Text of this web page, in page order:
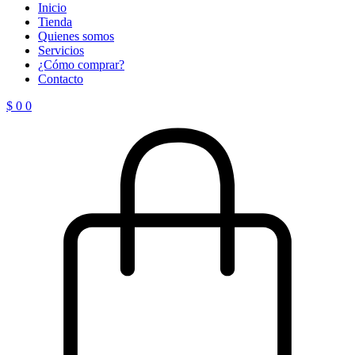
Inicio
Tienda
Quienes somos
Servicios
¿Cómo comprar?
Contacto
$ 0 0